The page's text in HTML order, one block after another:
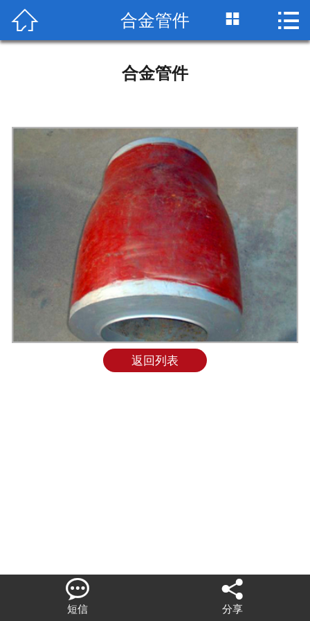
网站首页
荣誉资质
检测设备
生产车间
包装运输
技术标准
联系我们
 合金管件  
合金管件
返回列表

短信

分享